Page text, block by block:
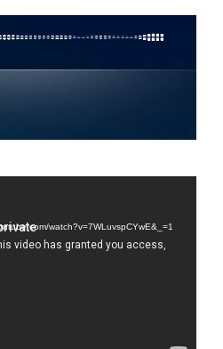
watch?v=7WLuvspCYwE&_=1